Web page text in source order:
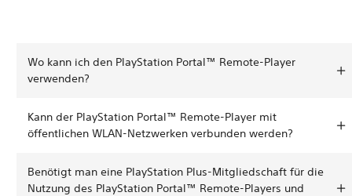
Wo kann ich den PlayStation Portal™ Remote-Player
verwenden?
Kann der PlayStation Portal™ Remote-Player mit
öffentlichen WLAN-Netzwerken verbunden werden?
Benötigt man eine PlayStation Plus-Mitgliedschaft für die
Nutzung des PlayStation Portal™ Remote-Players und